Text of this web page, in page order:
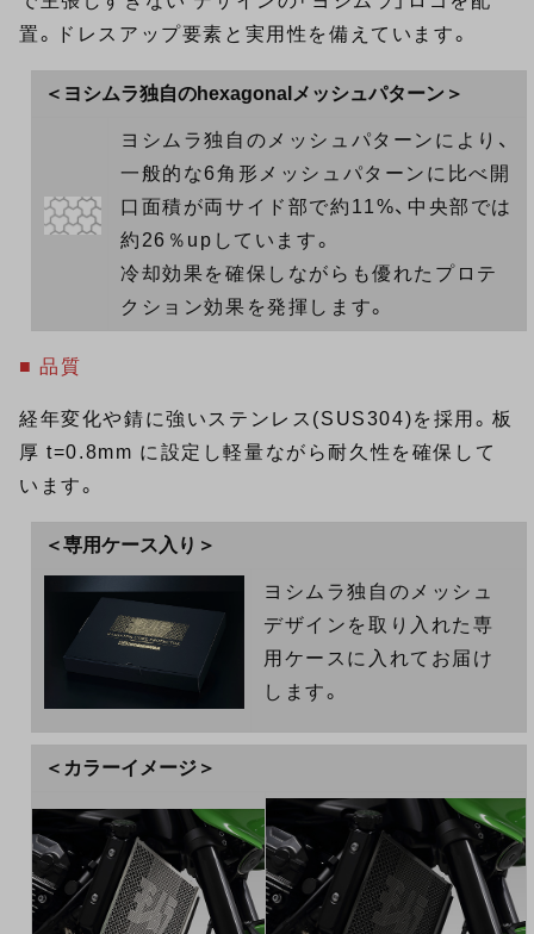
置。ドレスアップ要素と実用性を備えています。
＜ヨシムラ独自のhexagonalメッシュパターン＞
ヨシムラ独自のメッシュパターンにより、
一般的な6角形メッシュパターンに比べ開
口面積が両サイド部で約11%、中央部では
約26％upしています。
冷却効果を確保しながらも優れたプロテ
クション効果を発揮します。
■ 品質
経年変化や錆に強いステンレス(SUS304)を採用。板
厚 t=0.8mm に設定し軽量ながら耐久性を確保して
います。
＜専用ケース入り＞
ヨシムラ独自のメッシュ
デザインを取り入れた専
用ケースに入れてお届け
します。
＜カラーイメージ＞